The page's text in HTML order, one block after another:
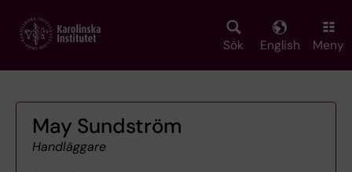
main
Sök English Meny
May Sundström
Handläggare